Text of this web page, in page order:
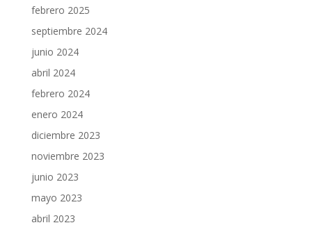
febrero 2025
septiembre 2024
junio 2024
abril 2024
febrero 2024
enero 2024
diciembre 2023
noviembre 2023
junio 2023
mayo 2023
abril 2023